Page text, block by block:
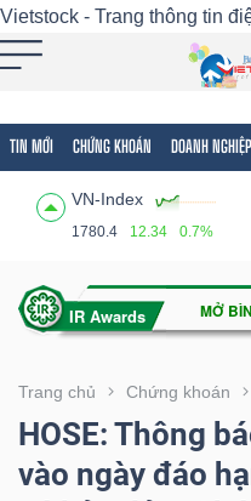
Vietstock - Trang thông tin
TIN MỚI CHỨNG KHOÁN DOANH NGHIỆP
VN-Index
1780.4 12.34 0.7%
Trang chủ Chứng khoán
HOSE: Thông
vào ngày đáo
Tất cả Tính năng
Tính
(-)
VIETSTOCK
CHỨNG